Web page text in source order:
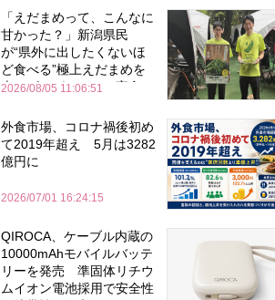
「えだまめって、こんなに
甘かった？」新潟県民
が“県外に出したくないほ
ど食べる”極上えだまめを
森のビアガーデンで実食
2026/08/05 11:06:51
外食市場、コロナ禍後初め
て2019年超え 5月は3282
億円に
2026/07/01 16:24:15
QIROCA、ケーブル内蔵の
10000mAhモバイルバッテ
リーを発売 準固体リチウ
ムイオン電池採用で安全性